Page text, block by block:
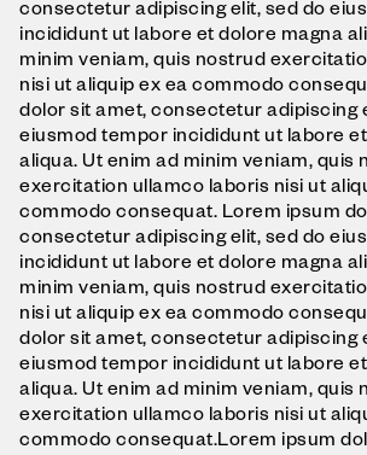
consectetur adipiscing elit, sed do
incididunt ut labore et dolore magna
minim veniam, quis nostrud
nisi ut aliquip ex ea commodo
dolor sit amet, consectetur adipiscing
eiusmod tempor incididunt ut labore
aliqua. Ut enim ad minim veniam, quis
exercitation ullamco laboris nisi ut
commodo consequat. Lorem ipsum
consectetur adipiscing elit, sed do
incididunt ut labore et dolore magna
minim veniam, quis nostrud
nisi ut aliquip ex ea commodo
dolor sit amet, consectetur adipiscing
eiusmod tempor incididunt ut labore
aliqua. Ut enim ad minim veniam, quis
exercitation ullamco laboris nisi ut
commodo consequat.Lorem ipsum